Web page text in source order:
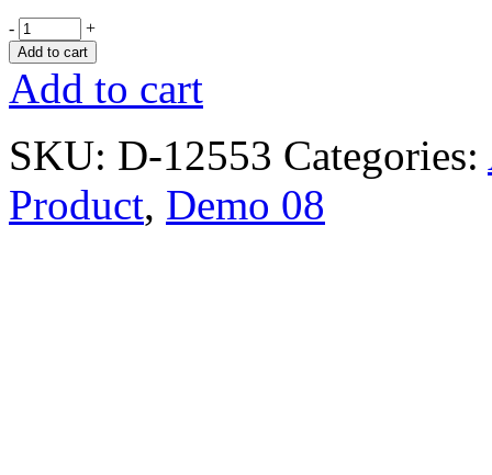
- +
Add to cart
Add to cart
SKU: D-12553 Categories:
Product, Demo 08